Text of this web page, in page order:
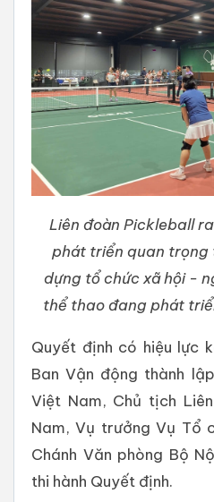
Liên đoàn Pickleball
phát triển quan trọng
dựng tổ chức xã hội -
thể thao đang phát
Quyết định có hiệu lực
Ban Vận động thành
Việt Nam, Chủ tịch
Nam, Vụ trưởng Vụ Tổ
Chánh Văn phòng Bộ
thi hành Quyết định.